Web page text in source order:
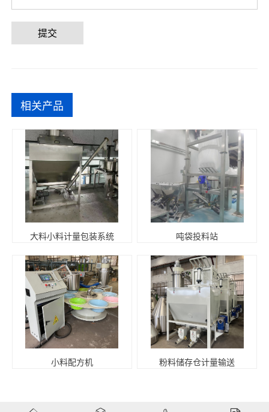
提交
相关产品
大料小料计量包装系统 吨袋投料站
小料配方机 粉料储存仓计量输送